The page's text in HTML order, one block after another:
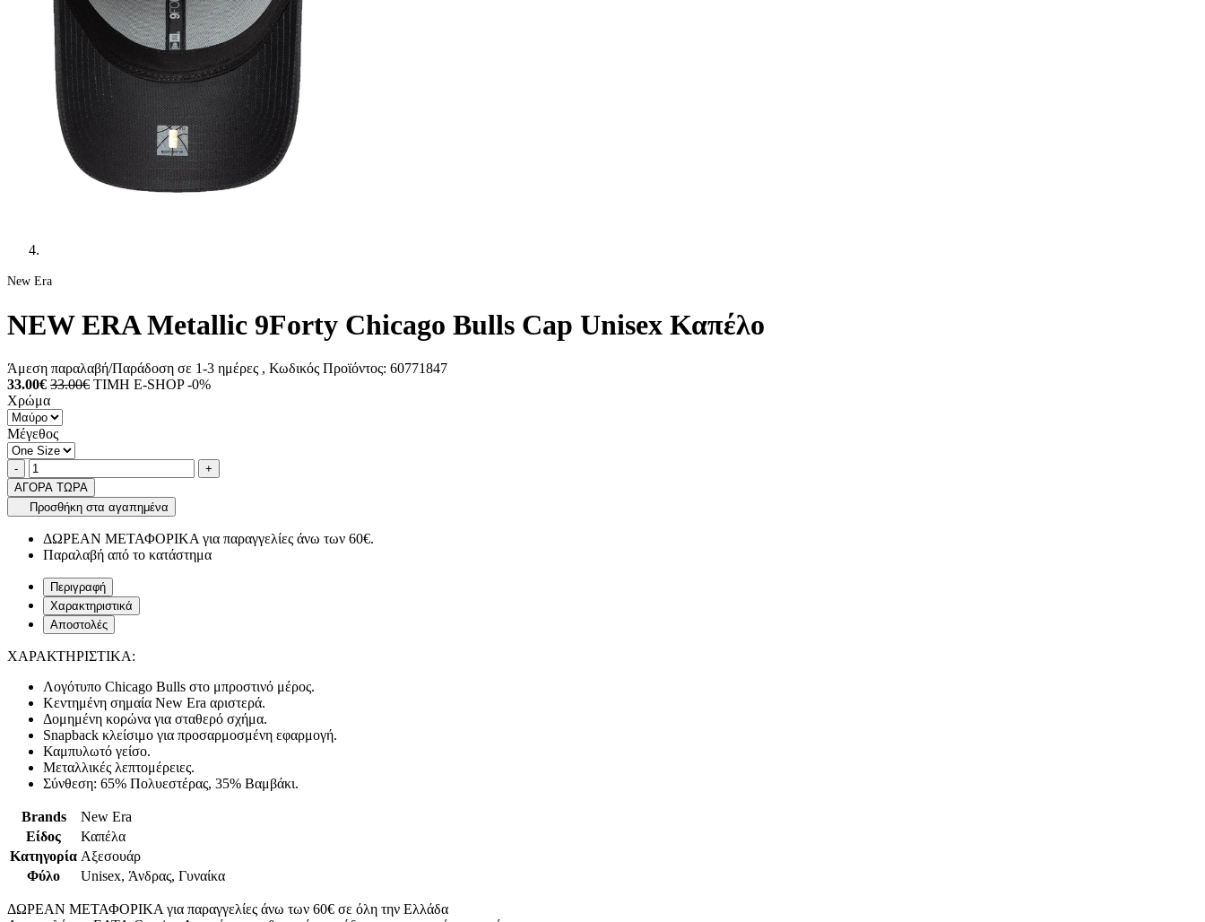
New Era
NEW ERA Metallic 9Forty Chicago Bulls Cap Unisex Καπέλο
Άμεση παραλαβή/Παράδοση σε 1-3 ημέρες , Κωδικός Προϊόντος: 60771847
33.00€ 33.00€ ΤΙΜΗ E-SHOP -0%
Χρώμα
Μέγεθος
Ποσότητα
-product.increase.quantity +
ΑΓΟΡΑ ΤΩΡΑ
Προσθήκη στα αγαπημένα
ΔΩΡΕΑΝ ΜΕΤΑΦΟΡΙΚΑ για παραγγελίες άνω των 60€.
Παραλαβή από το κατάστημα
Περιγραφή
Χαρακτηριστικά
Αποστολές
ΧΑΡΑΚΤΗΡΙΣΤΙΚΑ:
Λογότυπο Chicago Bulls στο μπροστινό μέρος.
Κεντημένη σημαία New Era αριστερά.
Δομημένη κορώνα για σταθερό σχήμα.
Snapback κλείσιμο για προσαρμοσμένη εφαρμογή.
Καμπυλωτό γείσο.
Μεταλλικές λεπτομέρειες.
Σύνθεση: 65% Πολυεστέρας, 35% Βαμβάκι.
Brands
New Era
Είδος
Καπέλα
Κατηγορία Αξεσουάρ
Φύλο
Unisex, Άνδρας, Γυναίκα
ΔΩΡΕΑΝ ΜΕΤΑΦΟΡΙΚΑ για παραγγελίες άνω των 60€ σε όλη την Ελλάδα